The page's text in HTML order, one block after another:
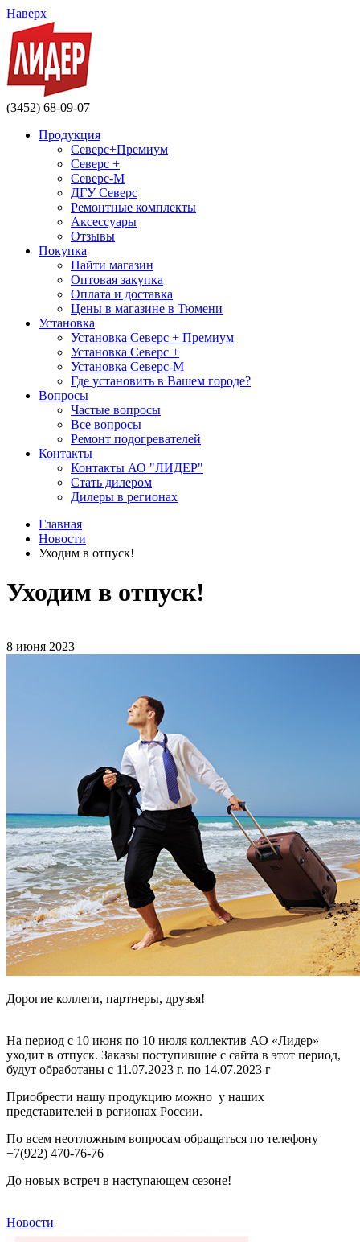
Наверх
(3452) 68-09-07
Продукция
Северс+Премиум
Северс +
Северс-М
ДГУ Северс
Ремонтные комплекты
Аксессуары
Отзывы
Покупка
Найти магазин
Оптовая закупка
Оплата и доставка
Цены в магазине в Тюмени
Установка
Установка Северс + Премиум
Установка Северс +
Установка Северс-М
Где установить в Вашем городе?
Вопросы
Частые вопросы
Все вопросы
Ремонт подогревателей
Контакты
Контакты АО "ЛИДЕР"
Стать дилером
Дилеры в регионах
Главная
Новости
Уходим в отпуск!
Уходим в отпуск!
8 июня 2023
Дорогие коллеги, партнеры, друзья!
На период с 10 июня по 10 июля коллектив АО «Лидер»
уходит в отпуск. Заказы поступившие с сайта в этот период,
будут обработаны с 11.07.2023 г. по 14.07.2023 г
Приобрести нашу продукцию можно у наших
представителей в регионах России.
По всем неотложным вопросам обращаться по телефону
+7(922) 470-76-76
До новых встреч в наступающем сезоне!
Новости